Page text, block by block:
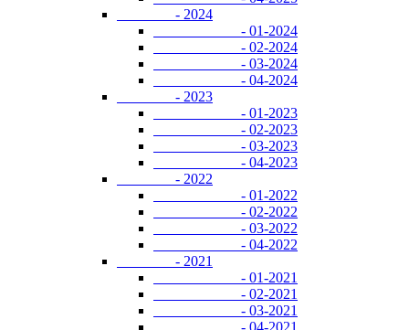
- 2024
- 01-2024
- 02-2024
- 03-2024
- 04-2024
- 2023
- 01-2023
- 02-2023
- 03-2023
- 04-2023
- 2022
- 01-2022
- 02-2022
- 03-2022
- 04-2022
- 2021
- 01-2021
- 02-2021
- 03-2021
- 04-2021